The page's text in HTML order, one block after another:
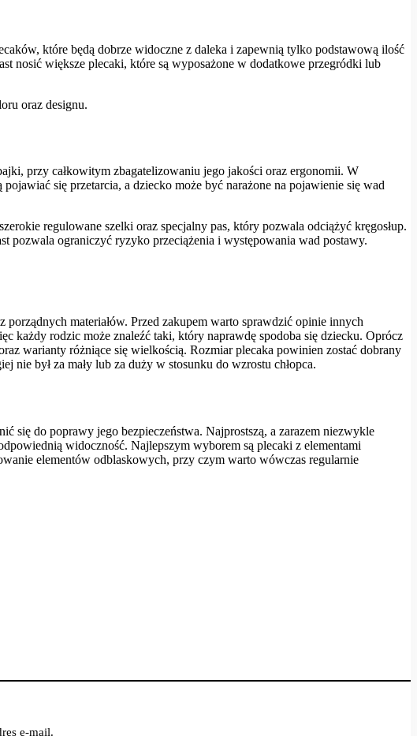
które będą dobrze widoczne z daleka i zapewnią tylko podstawową ilość
nosić większe plecaki, które są wyposażone w dodatkowe przegródki lub
oraz designu.
przy całkowitym zbagatelizowaniu jego jakości oraz ergonomii. W
się przetarcia, a dziecko może być narażone na pojawienie się wad
regulowane szelki oraz specjalny pas, który pozwala odciążyć kręgosłup.
pozwala ograniczyć ryzyko przeciążenia i występowania wad postawy.
materiałów. Przed zakupem warto sprawdzić opinie innych
każdy rodzic może znaleźć taki, który naprawdę spodoba się dziecku. Oprócz
warianty różniące się wielkością. Rozmiar plecaka powinien zostać dobrany
nie był za mały lub za duży w stosunku do wzrostu chłopca.
się do poprawy jego bezpieczeństwa. Najprostszą, a zarazem niezwykle
widoczność. Najlepszym wyborem są plecaki z elementami
elementów odblaskowych, przy czym warto wówczas regularnie
e-mail.